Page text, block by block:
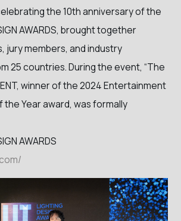
the 10th anniversary of the
AWARDS, brought together
jury members, and industry
25 countries. During the event, “The
winner of the 2024 Entertainment
the Year award, was formally
AWARDS